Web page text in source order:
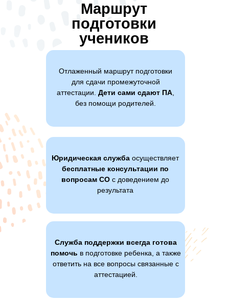
Отлаженный маршрут подготовки
для сдачи промежуточной
аттестации. Дети сами сдают ПА
без помощи родителей.
Служба поддержки всегда готова
помочь в подготовке ребенка, а также
ответить на все вопросы связанные с
аттестацией.
Юридическая служба осуществляет
бесплатные консультации по
вопросам СО с доведением до
результата
Маршрут
подготовки
учеников